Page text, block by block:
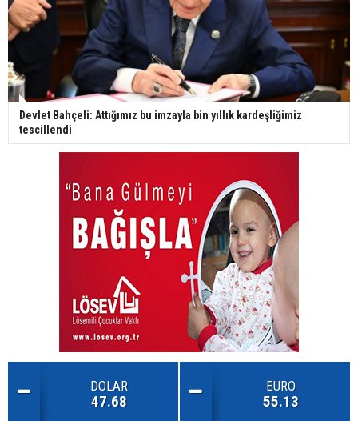
Devlet Bahçeli: Attığımız bu imzayla bin yıllık kardeşliğimiz
tescillendi
DOLAR
47.68
EURO
55.13